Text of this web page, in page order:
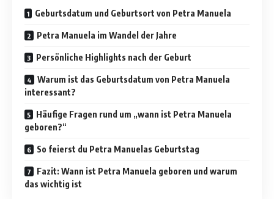
Geburtsdatum und Geburtsort von Petra Manuela
Petra Manuela im Wandel der Jahre
Persönliche Highlights nach der Geburt
Warum ist das Geburtsdatum von Petra Manuela
interessant?
Häufige Fragen rund um „wann ist Petra Manuela
geboren?“
So feierst du Petra Manuelas Geburtstag
Fazit: Wann ist Petra Manuela geboren und warum
das wichtig ist